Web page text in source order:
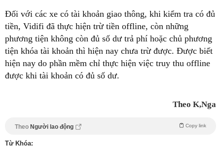
Đối với các xe có tài khoản giao thông, khi kiểm tra có đủ
tiền, Vidifi đã thực hiện trừ tiền offline, còn những
phương tiện không còn đủ số dư trả phí hoặc chủ phương
tiện khóa tài khoản thì hiện nay chưa trừ được. Được biết
hiện nay do phần mềm chỉ thực hiện việc truy thu offline
được khi tài khoản có đủ số dư.
Theo K,Nga
Theo Người lao động Copy link
Từ Khóa: